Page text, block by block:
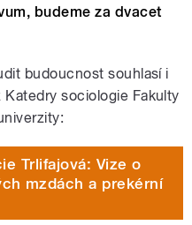
budeme za dvacet
budoucnost souhlasí i
Katedry sociologie Fakulty
Trlifajová: Vize o
mzdách a prekérní